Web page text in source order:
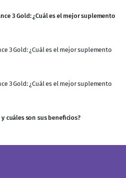
3 Gold: ¿Cuál es el mejor suplemento
3 Gold: ¿Cuál es el mejor suplemento
3 Gold: ¿Cuál es el mejor suplemento
cuáles son sus beneficios?